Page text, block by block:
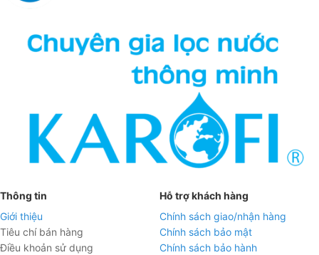
Thông tin
Giới thiệu
Tiêu chí bán hàng
Điều khoản sử dụng
Hỗ trợ khách hàng
Chính sách giao/nhận hàng
Chính sách bảo mật
Chính sách bảo hành